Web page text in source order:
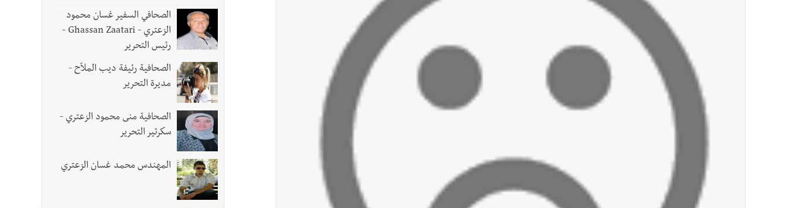
روابط القطاع العام : إضراب الاثنين احتجاجا على تقسيط المفعول الرجعي
خلفيات توقيف السفير الفلسطيني السابق أشرف دبور: تداخل السياسة بالقضاء ولبنان قد يسلّمه إلى السلطة
أخبار لبنان
حراك ديبلوماسي للتجديد لـ اليونيفيل .. مسؤول غربي يُحذّر من الفراغ !
أخبار لبنان
ليلة سقوط رياض سلامة... هل ننتظر الحقيقة؟
الصحافي السفير غسان محمود
الزعتري - Ghassan Zaatari -
رئيس التحرير
الصحافية رئيفة ديب الملاّح -
مديرة التحرير
الصحافية منى محمود الزعتري -
سكرتير التحرير
المهندس محمد غسان الزعتري